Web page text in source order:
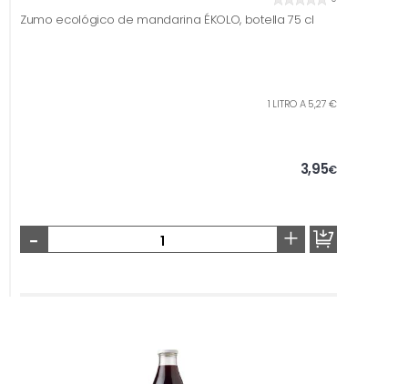
Zumo ecológico de mandarina ÉKOLO, botella 75 cl
1 LITRO A 5,27 €
3,95€
- +